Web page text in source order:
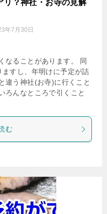
リ？神社・お寺の見解
年7月30日
なることがあります。 同
すし、年明けに予定が詰
違う神社(お寺)に行くこと
ろんなところで引くこと
む